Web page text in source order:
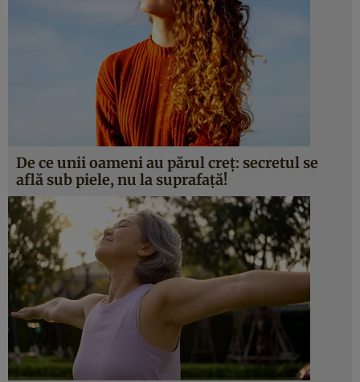
De ce unii oameni au părul creț: secretul se
află sub piele, nu la suprafață!